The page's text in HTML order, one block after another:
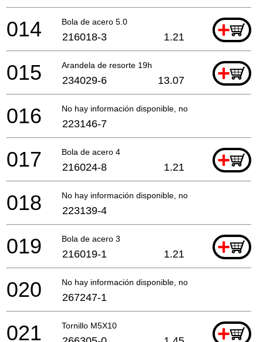
Bola de acero 5.0 +
014 216018-3 1.21
Arandela de resorte 19h +
015 234029-6 13.07
No hay información disponible, no se puede pedir
016 223146-7
Bola de acero 4 +
017 216024-8 1.21
No hay información disponible, no se puede pedir
018 223139-4
Bola de acero 3 +
019 216019-1 1.21
No hay información disponible, no se puede pedir
020 267247-1
Tornillo M5X10 +
021